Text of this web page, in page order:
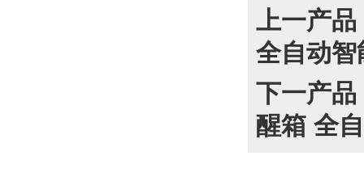
上一产品
全自动
下一产品
醒箱 全